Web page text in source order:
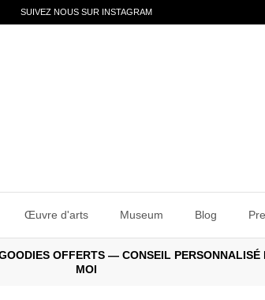
SUIVEZ NOUS SUR INSTAGRAM
Œuvre d'arts Museum Blog
OFFERTS — CONSEIL
MOI